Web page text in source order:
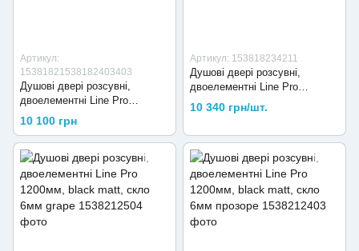
Артикул:
15381821538182403403
Душові двері розсувні,
двоелементні Line Pro
1000мм, black matt, скло 6мм
10 100 грн
Артикул: 153818234211
Душові двері розсувні,
двоелементні Line Pro
1000мм, хром, скло 6мм grape
10 340 грн/шт.